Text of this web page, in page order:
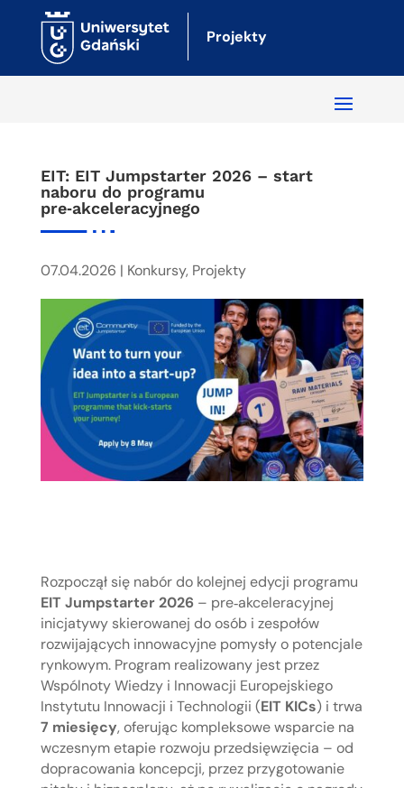
Projekty
EIT: EIT Jumpstarter 2026 – start
naboru do programu
pre‑akceleracyjnego
07.04.2026 | Konkursy, Projekty
Rozpoczął się nabór do kolejnej edycji programu
EIT Jumpstarter 2026– pre‑akceleracyjnej
inicjatywy skierowanej do osób i zespołów
rozwijających innowacyjne pomysły o potencjale
rynkowym. Program realizowany jest przez
Wspólnoty Wiedzy i Innowacji Europejskiego
Instytutu Innowacji i Technologii (EIT KICs) i trwa
7 miesięcy, oferując kompleksowe wsparcie na
wczesnym etapie rozwoju przedsięwzięcia – od
dopracowania koncepcji, przez przygotowanie